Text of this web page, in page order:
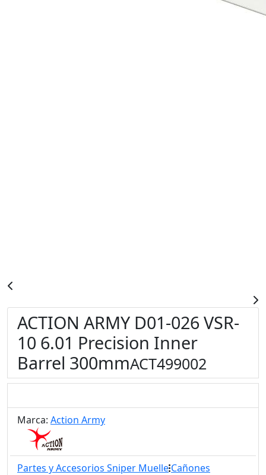
ACTION ARMY D01-026 VSR-
10 6.01 Precision Inner
Barrel 300mmACT499002
Marca: Action Army
Partes y Accesorios Sniper Muelle Cañones